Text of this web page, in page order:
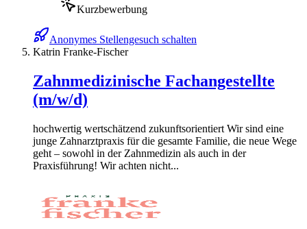
Kurzbewerbung
Anonymes Stellengesuch schalten
Katrin Franke-Fischer
Zahnmedizinische Fachangestellte
(m/w/d)
hochwertig wertschätzend zukunftsorientiert Wir sind eine
junge Zahnarztpraxis für die gesamte Familie, die neue Wege
geht – sowohl in der Zahnmedizin als auch in der
Praxisführung! Wir achten nicht...